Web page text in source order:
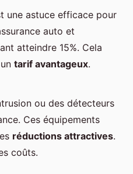
une astuce efficace pour
auto et
atteindre 15%. Cela
tarif avantageux.
ou des détecteurs
Ces équipements
réductions attractives.
coûts.